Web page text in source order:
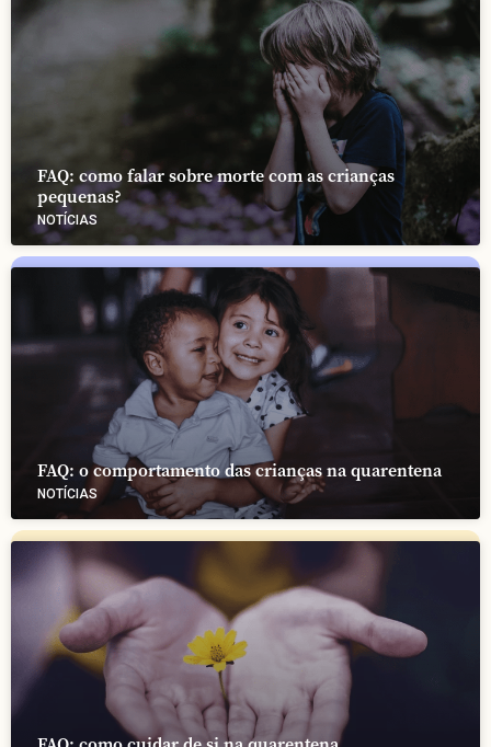
NOTÍCIAS
FAQ: como falar sobre morte com as crianças
pequenas?
NOTÍCIAS
FAQ: o comportamento das crianças na quarentena